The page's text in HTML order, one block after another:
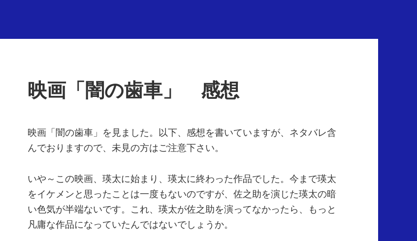
映画「闇の歯車」 感想
映画「闇の歯車」を見ました。以下、感想を書いていますが、ネタバレ含
んでおりますので、未見の方はご注意下さい。
いや～この映画、瑛太に始まり、瑛太に終わった作品でした。今まで瑛太
をイケメンと思ったことは一度もないのですが、佐之助を演じた瑛太の暗
い色気が半端ないです。これ、瑛太が佐之助を演ってなかったら、もっと
凡庸な作品になっていたんではないでしょうか。